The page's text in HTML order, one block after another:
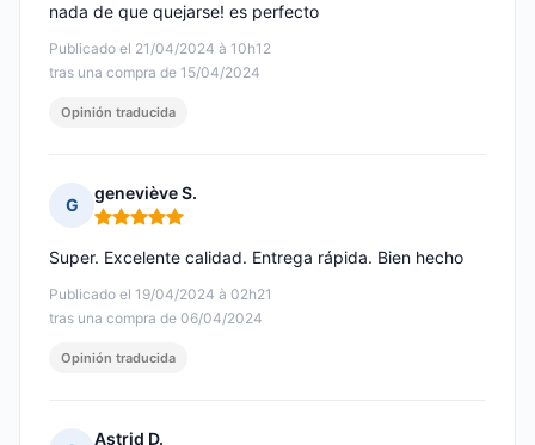
Publicado el 21/04/2024 à 10h12
tras una compra de 15/04/2024
nada de que quejarse! es perfecto
Opinión traducida
G
geneviève S.
Nota: 5 de 5
Publicado el 19/04/2024 à 02h21
tras una compra de 06/04/2024
Super. Excelente calidad. Entrega rápida. Bien hecho
Opinión traducida
Astrid D.